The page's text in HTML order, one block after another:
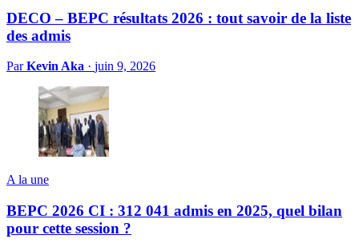
DECO – BEPC résultats 2026 : tout savoir de la liste
des admis
ParKevin Aka · juin 9, 2026
A la une
BEPC 2026 CI : 312 041 admis en 2025, quel bilan
pour cette session ?